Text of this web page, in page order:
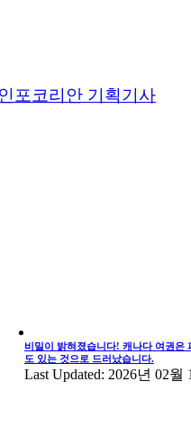
포코리안 기획기사
비밀이 밝혀졌습니다! 캐나다 여권은
도 있는 것으로 드러났습니다.
Last Updated: 2026년 02월